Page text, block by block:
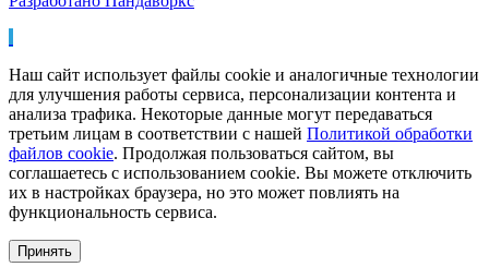
Наш сайт использует файлы cookie и аналогичные технологии
для улучшения работы сервиса, персонализации контента и
анализа трафика. Некоторые данные могут передаваться
третьим лицам в соответствии с нашей Политикой обработки
файлов cookie. Продолжая пользоваться сайтом, вы
соглашаетесь с использованием cookie. Вы можете отключить
их в настройках браузера, но это может повлиять на
функциональность сервиса.
Принять